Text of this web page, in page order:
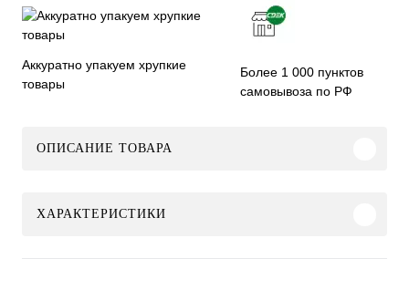
Аккуратно упакуем хрупкие
товары
Более 1 000 пунктов
самовывоза по РФ
ОПИСАНИЕ ТОВАРА
ХАРАКТЕРИСТИКИ